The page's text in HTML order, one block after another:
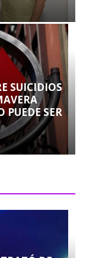
SUICIDIOS
PUEDE SER